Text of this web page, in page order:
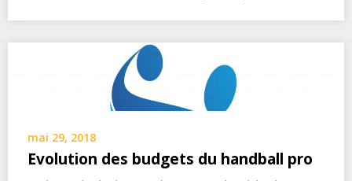
mai 29, 2018
Evolution des budgets du handball pro